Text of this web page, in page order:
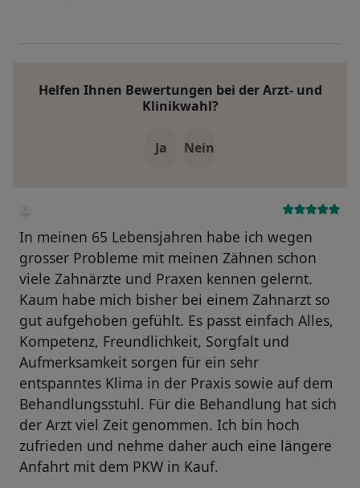
Helfen Ihnen Bewertungen bei der Arzt- und
Klinikwahl?
Ja Nein
In meinen 65 Lebensjahren habe ich wegen
grosser Probleme mit meinen Zähnen schon
viele Zahnärzte und Praxen kennen gelernt.
Kaum habe mich bisher bei einem Zahnarzt so
gut aufgehoben gefühlt. Es passt einfach Alles,
Kompetenz, Freundlichkeit, Sorgfalt und
Aufmerksamkeit sorgen für ein sehr
entspanntes Klima in der Praxis sowie auf dem
Behandlungsstuhl. Für die Behandlung hat sich
der Arzt viel Zeit genommen. Ich bin hoch
zufrieden und nehme daher auch eine längere
Anfahrt mit dem PKW in Kauf.